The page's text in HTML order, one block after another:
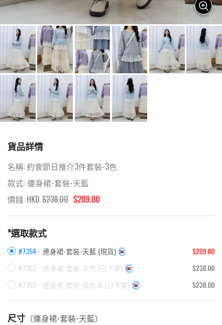
貨品詳情
名稱:約會節日推介3件套裝-3色
款式: 連身裙-套裝-天藍
價錢: HKD $238.00 $209.00
*選取款式
#7354 - 連身裙-套裝-天藍 (現貨)
$209.00
#7352 - 連身裙-套裝-灰色 (已下架)
$238.00
#7353 - 連身裙-套裝-薰衣草 (已下架) $238.00
尺寸 （連身裙-套裝-天藍）